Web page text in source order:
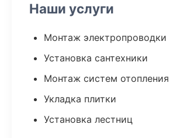
Наши услуги
Монтаж электропроводки
Установка сантехники
Монтаж систем отопления
Укладка плитки
Установка лестниц